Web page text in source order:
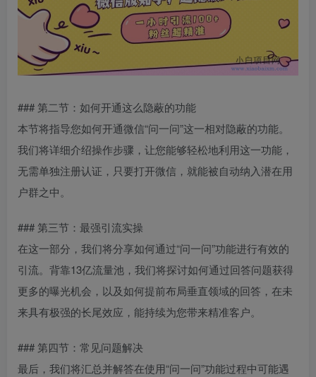
### 第二节：如何开通这么隐蔽的功能
本节将指导您如何开通微信“问一问”这一相对隐蔽的功能。
我们将详细介绍操作步骤，让您能够轻松地利用这一功能，
无需单独注册认证，只要打开微信，就能被自动纳入潜在用
户群之中。
### 第三节：最强引流实操
在这一部分，我们将分享如何通过“问一问”功能进行有效的
引流。背靠13亿流量池，我们将探讨如何通过回答问题获得
更多的曝光机会，以及如何提前布局垂直领域的回答，在未
来具有极强的长尾效应，能持续为您带来精准客户。
### 第四节：常见问题解决
最后，我们将汇总并解答在使用“问一问”功能过程中可能遇